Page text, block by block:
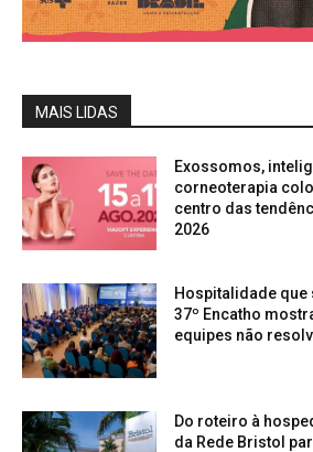
MAIS LIDAS
Exossomos,
corneoterapia
centro das
2026
Hospitalidade que
37º Encatho
equipes não
Do roteiro à
da Rede Bristol